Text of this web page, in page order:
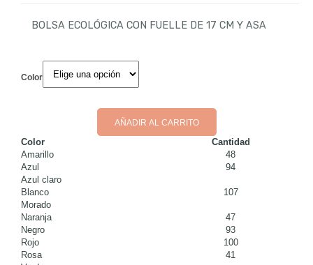
BOLSA ECOLÓGICA CON FUELLE DE 17 CM Y ASA
Color
AÑADIR AL CARRITO
Color
Cantidad
Amarillo
48
Azul
94
Azul claro
Blanco
107
Morado
Naranja
47
Negro
93
Rojo
100
Rosa
41